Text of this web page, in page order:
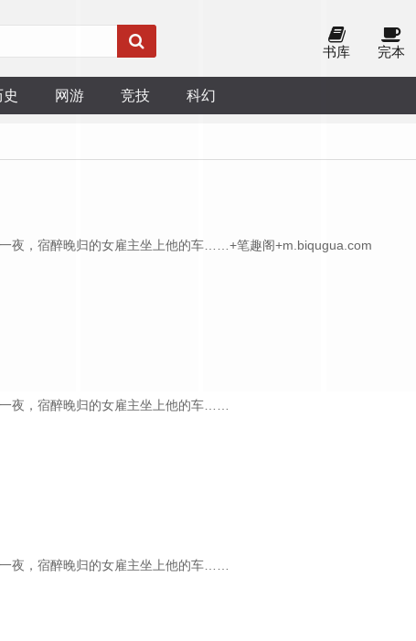
书库 完本
史 网游 竞技 科幻
夜，宿醉晚归的女雇主坐上他的车……+笔趣阁+m.biqugua.com
夜，宿醉晚归的女雇主坐上他的车……
夜，宿醉晚归的女雇主坐上他的车……